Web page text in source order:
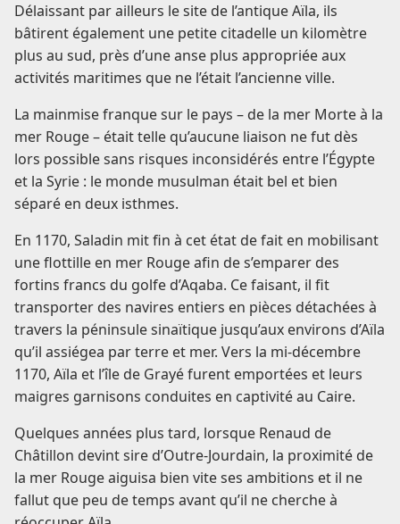
Délaissant par ailleurs le site de l’antique Aïla, ils
bâtirent également une petite citadelle un kilomètre
plus au sud, près d’une anse plus appropriée aux
activités maritimes que ne l’était l’ancienne ville.
La mainmise franque sur le pays – de la mer Morte à la
mer Rouge – était telle qu’aucune liaison ne fut dès
lors possible sans risques inconsidérés entre l’Égypte
et la Syrie : le monde musulman était bel et bien
séparé en deux isthmes.
En 1170, Saladin mit fin à cet état de fait en mobilisant
une flottille en mer Rouge afin de s’emparer des
fortins francs du golfe d’Aqaba. Ce faisant, il fit
transporter des navires entiers en pièces détachées à
travers la péninsule sinaïtique jusqu’aux environs d’Aïla
qu’il assiégea par terre et mer. Vers la mi-décembre
1170, Aïla et l’île de Grayé furent emportées et leurs
maigres garnisons conduites en captivité au Caire.
Quelques années plus tard, lorsque Renaud de
Châtillon devint sire d’Outre-Jourdain, la proximité de
la mer Rouge aiguisa bien vite ses ambitions et il ne
fallut que peu de temps avant qu’il ne cherche à